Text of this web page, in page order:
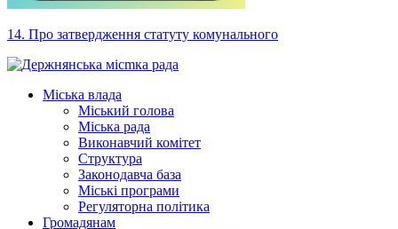
14. Про затвердження статуту комунального
Міська влада
Міський голова
Міська рада
Виконавчий комітет
Структура
Законодавча база
Міські програми
Регуляторна політика
Громадянам